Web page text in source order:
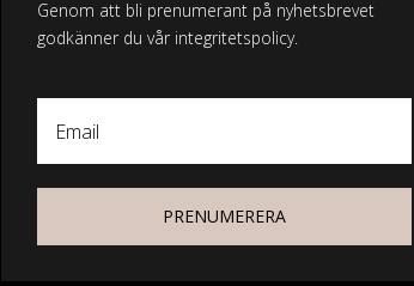
Genom att bli prenumerant på nyhetsbrevet
godkänner du vår integritetspolicy.
Email
PRENUMERERA